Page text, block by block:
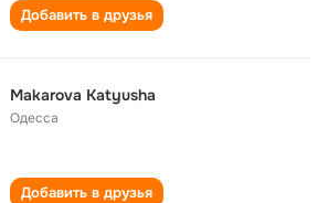
Добавить в друзья
Makarova Katyusha
Одесса
Добавить в друзья